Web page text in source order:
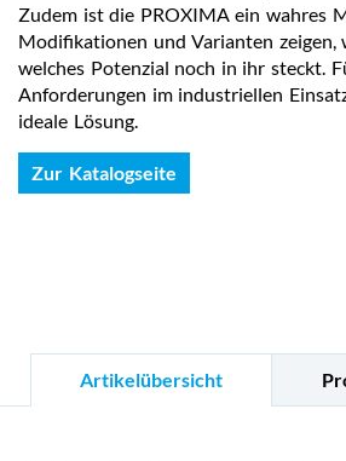
Zudem ist die PROXIMA ein wahres
Modifikationen und Varianten zeigen,
welches Potenzial noch in ihr steckt.
Anforderungen im industriellen
ideale Lösung.
Zur Katalogseite
Artikelübersicht